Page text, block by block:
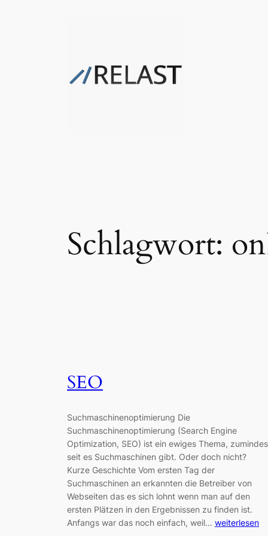
Schlagwort:
SEO
Suchmaschinenoptimierung Die
Suchmaschinenoptimierung (Search Engine
Optimization, SEO) ist ein ewiges Thema,
seit es Suchmaschinen gibt. Oder doch nicht?
Kurze Geschichte Vom ersten Tag der
Suchmaschinen an erkannten die Betreiber von
Webseiten das es sich lohnt wenn man auf den
ersten Plätzen in den Ergebnissen zu finden ist.
Anfangs war das noch einfach, weil… weiterlesen